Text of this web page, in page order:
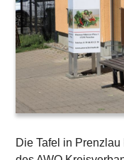
Die Tafel in